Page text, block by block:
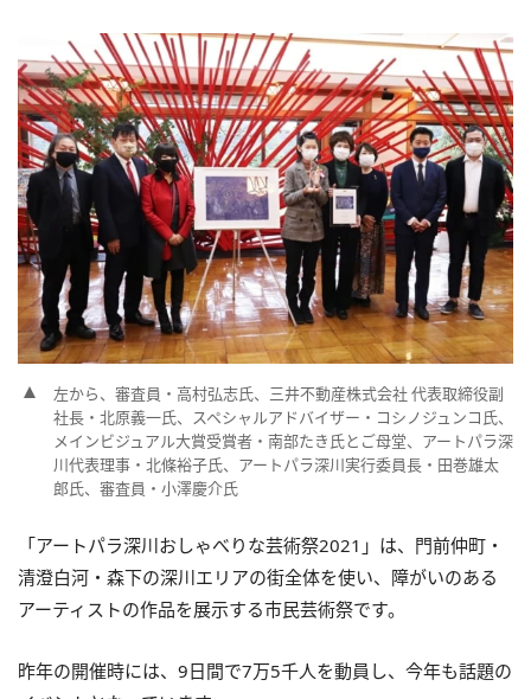
左から、審査員・高村弘志氏、三井不動産株式会社 代表取締役副
社長・北原義一氏、スペシャルアドバイザー・コシノジュンコ氏、
メインビジュアル大賞受賞者・南部たき氏とご母堂、アートパラ深
川代表理事・北條裕子氏、アートパラ深川実行委員長・田巻雄太
郎氏、審査員・小澤慶介氏
「アートパラ深川おしゃべりな芸術祭2021」は、門前仲町・
清澄白河・森下の深川エリアの街全体を使い、障がいのある
アーティストの作品を展示する市民芸術祭です。
昨年の開催時には、9日間で7万5千人を動員し、今年も話題の